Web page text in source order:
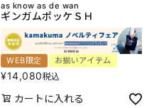
as know as de wan
ギンガムポッケＳＨ
WEB限定 お揃いアイテム
¥14,080税込
カートに入れる